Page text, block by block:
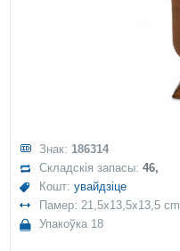
Знак: 186314
Складскія запасы:46,
Кошт:увайдзіце
Памер: 21,5x13,5x13,5 cm
Упакоўка 18